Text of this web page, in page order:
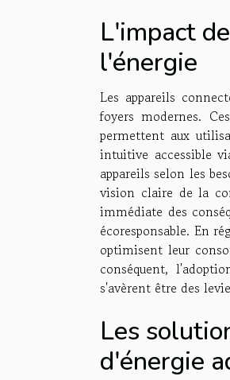
L'impact
l'énergie
Les appareils
foyers modernes.
permettent aux
intuitive accessible
appareils selon les
vision claire de la
immédiate des
écoresponsable. En
optimisent leur
conséquent,
s'avèrent être des
Les
d'énergie